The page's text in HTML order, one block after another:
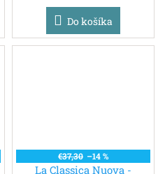
Do košíka
€37,30 –14 %
La Classica Nuova -